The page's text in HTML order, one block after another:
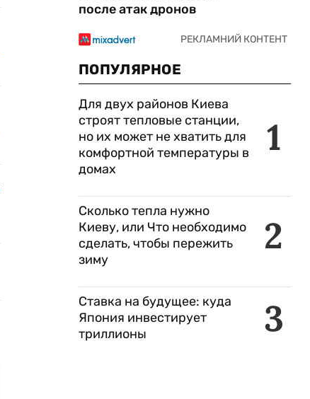
после атак дронов
ПОПУЛЯРНОЕ
1
Для двух районов Киева
строят тепловые станции,
но их может не хватить для
комфортной температуры в
домах
2
Сколько тепла нужно
Киеву, или Что необходимо
сделать, чтобы пережить
зиму
3
Ставка на будущее: куда
Япония инвестирует
триллионы